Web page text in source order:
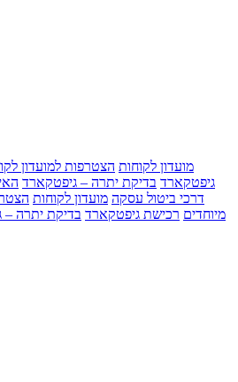
מועדון לקוחות הצטרפות למועדון
גיפטקארד בדיקת יתרה – גיפטקארד
דרכי ביטול עסקה מועדון לקוחות
מיוחדים רכישת גיפטקארד בדיקת יתרה –